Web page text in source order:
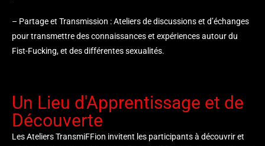
– Partage et Transmission : Ateliers de discussions et d’échanges
pour transmettre des connaissances et expériences autour du
Fist-Fucking, et des différentes sexualités.
Un Lieu d'Apprentissage et de
Découverte
Les Ateliers TransmiFFion invitent les participants à découvrir et